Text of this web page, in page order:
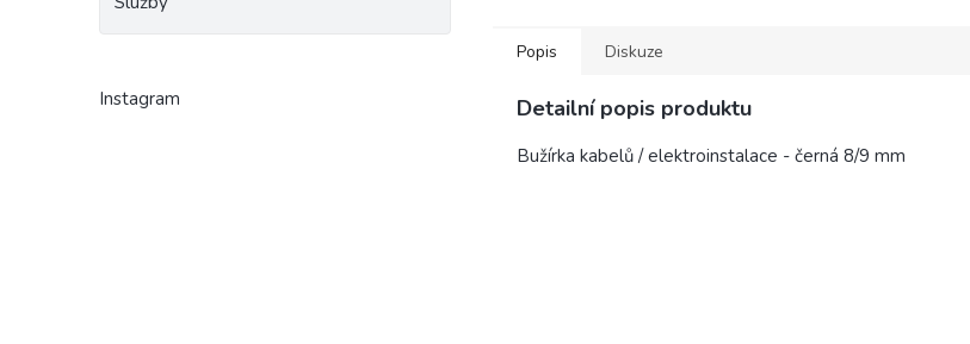
Instagram
Popis Diskuze
Detailní popis produktu
Bužírka kabelů / elektroinstalace - černá 8/9 mm